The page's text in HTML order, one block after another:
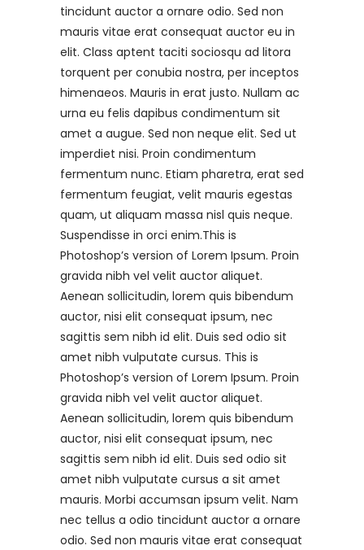
tincidunt auctor a ornare odio. Sed non
mauris vitae erat consequat auctor eu in
elit. Class aptent taciti sociosqu ad litora
torquent per conubia nostra, per inceptos
himenaeos. Mauris in erat justo. Nullam ac
urna eu felis dapibus condimentum sit
amet a augue. Sed non neque elit. Sed ut
imperdiet nisi. Proin condimentum
fermentum nunc. Etiam pharetra, erat sed
fermentum feugiat, velit mauris egestas
quam, ut aliquam massa nisl quis neque.
Suspendisse in orci enim.This is
Photoshop’s version of Lorem Ipsum. Proin
gravida nibh vel velit auctor aliquet.
Aenean sollicitudin, lorem quis bibendum
auctor, nisi elit consequat ipsum, nec
sagittis sem nibh id elit. Duis sed odio sit
amet nibh vulputate cursus. This is
Photoshop’s version of Lorem Ipsum. Proin
gravida nibh vel velit auctor aliquet.
Aenean sollicitudin, lorem quis bibendum
auctor, nisi elit consequat ipsum, nec
sagittis sem nibh id elit. Duis sed odio sit
amet nibh vulputate cursus a sit amet
mauris. Morbi accumsan ipsum velit. Nam
nec tellus a odio tincidunt auctor a ornare
odio. Sed non mauris vitae erat consequat